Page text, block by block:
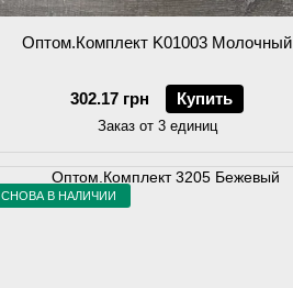
Оптом.Комплект K01003 Молочный
302.17 грн Купить
Заказ от 3 единиц
СНОВА В НАЛИЧИИ